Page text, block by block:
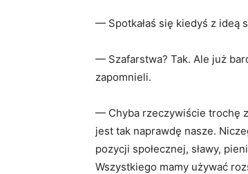
— Spotkałaś się kiedyś z ideą
— Szafarstwa? Tak. Ale już
zapomnieli.
— Chyba rzeczywiście trochę
jest tak naprawdę nasze.
pozycji społecznej, sławy,
Wszystkiego mamy używać